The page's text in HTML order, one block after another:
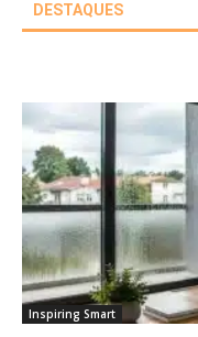
DESTAQUES
Inspiring Smart